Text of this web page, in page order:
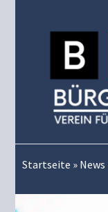
Startseite »